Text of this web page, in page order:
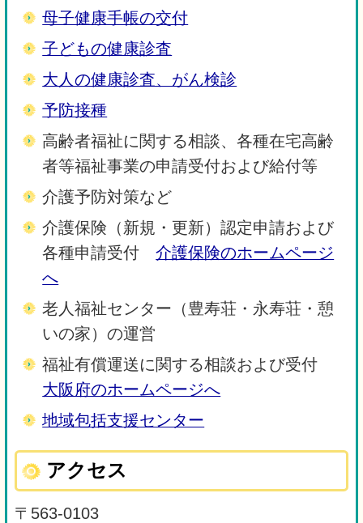
母子健康手帳の交付
子どもの健康診査
大人の健康診査、がん検診
予防接種
高齢者福祉に関する相談、各種在宅高齢
者等福祉事業の申請受付および給付等
介護予防対策など
介護保険（新規・更新）認定申請および
各種申請受付介護保険のホームページ
へ
老人福祉センター（豊寿荘・永寿荘・憩
いの家）の運営
福祉有償運送に関する相談および受付
大阪府のホームページへ
地域包括支援センター
アクセス
〒563-0103